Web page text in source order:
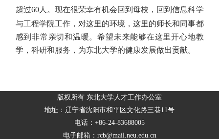
超过60人。现在很荣幸有机会回到母校，回到信息科学
与工程学院工作，对这里的环境，这里的师长和同事都
感到非常亲切和温暖。希望未来能够在这里开心地教
学，科研和服务，为东北大学的健康发展做出贡献。
版权所有 东北大学人才工作办公室
地址：辽宁省沈阳市和平区文化路三巷11号
电话：+86-24-83688005
电子邮箱：rcb@mail.neu.edu.cn